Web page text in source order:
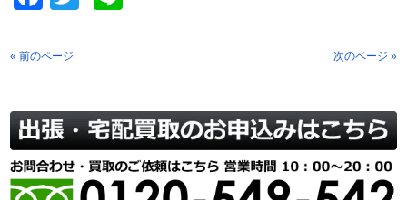
« 前のページ 次のページ »